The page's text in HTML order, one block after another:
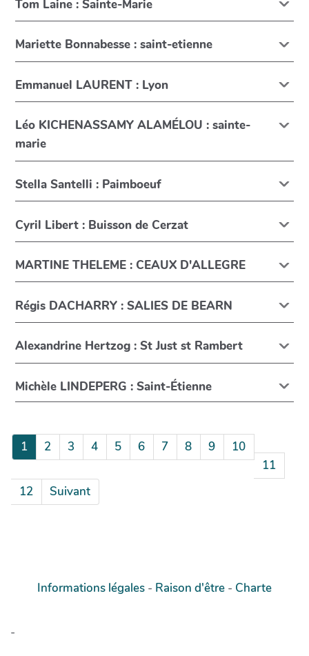
Tom Laine : Sainte-Marie
Mariette Bonnabesse : saint-etienne
Emmanuel LAURENT : Lyon
Léo KICHENASSAMY ALAMÉLOU : sainte-
marie
Stella Santelli : Paimboeuf
Cyril Libert : Buisson de Cerzat
MARTINE THELEME : CEAUX D'ALLEGRE
Régis DACHARRY : SALIES DE BEARN
Alexandrine Hertzog : St Just st Rambert
Michèle LINDEPERG : Saint-Étienne
1 2 3 4 5 6 7 8 9
10
11
12
Suivant
Informations légales - Raison d'être - Charte
-